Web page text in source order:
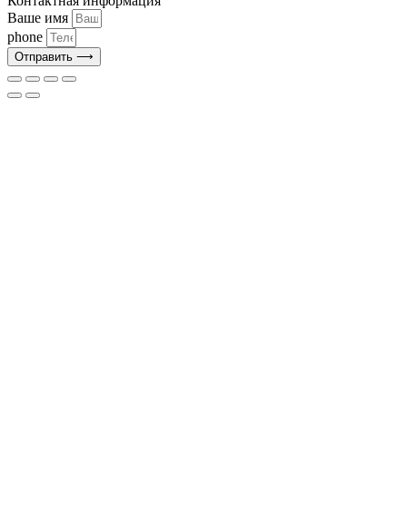
Ваше имя
phone
Отправить ⟶